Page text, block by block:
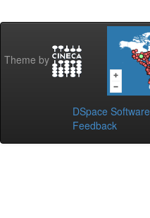
Theme by
DSpace Software
Feedback